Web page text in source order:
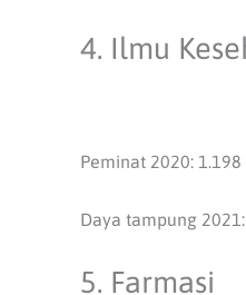
4. Ilmu
Peminat 2020: 1.198
Daya tampung
5. Farmasi